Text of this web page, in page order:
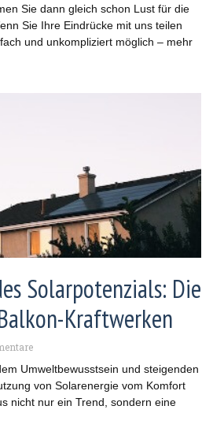
Sie dann gleich schon Lust für die
Sie Ihre Eindrücke mit uns teilen
und unkompliziert möglich – mehr
Solarpotenzials: Die
Kraftwerken
Umweltbewusstsein und steigenden
von Solarenergie vom Komfort
nicht nur ein Trend, sondern eine